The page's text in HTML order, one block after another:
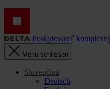
Poskytovateľ
Menü schließen
Slovenčina
Deutsch